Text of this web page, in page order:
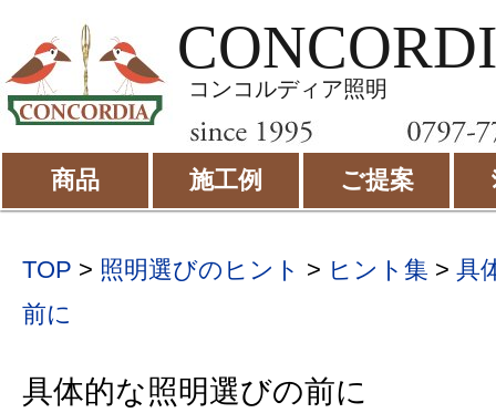
コンコルディア照明
商品 施工例 ご提案
TOP > 照明選びのヒント > ヒント集 > 具
前に
具体的な照明選びの前に